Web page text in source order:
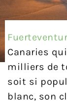
Canaries
milliers de
soit si
blanc, son